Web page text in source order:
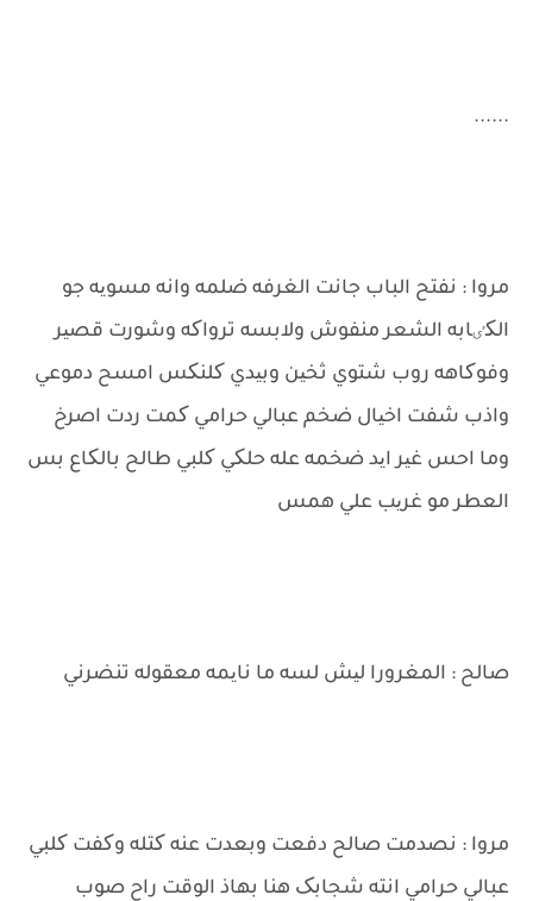
......
مروا : نفتح الباب جانت الغرفه ضلمه وانه مسویه جو
الکٸابه الشعر منفوش ولابسه ترواکه وشورت قصیر
وفوکاهه روب شتوي ثخین وبیدي کلنکس امسح دموعي
واذب شفت اخیال ضخم عبالي حرامي کمت ردت اصرخ
وما احس غیر اید ضخمه عله حلکي کلبي طالح بالکاع بس
العطر مو غریب علي همس
صالح : المغرورا لیش لسه ما نایمه معقوله تنضرني
مروا : نصدمت صالح دفعت وبعدت عنه کتله وکفت کلبي
عبالي حرامي انته شجابک هنا بهاذ الوقت راح صوب